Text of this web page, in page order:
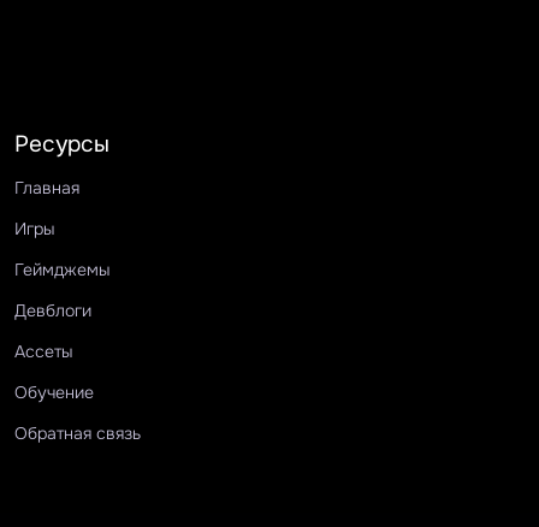
Ресурсы
Главная
Игры
Геймджемы
Девблоги
Ассеты
Обучение
Обратная связь